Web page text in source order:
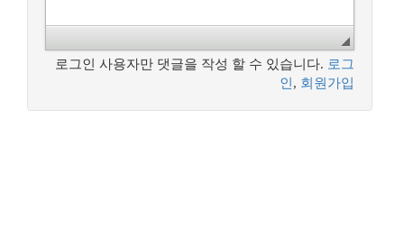
로그인 사용자만 댓글을 작성 할 수 있습니다. 로그
인 , 회원가입